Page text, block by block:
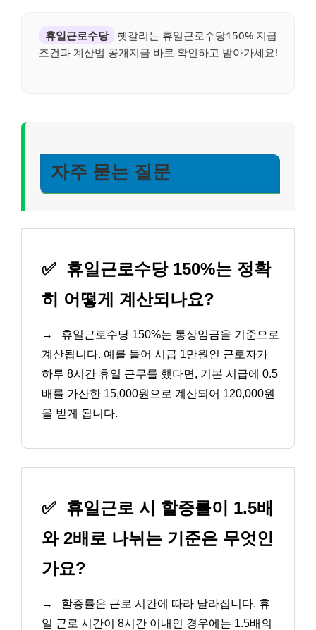
휴일근로수당
헷갈리는 휴일근로수당150% 지급
조건과 계산법 공개지금 바로 확인하고 받아가세요!
자주 묻는 질문
✅ 휴일근로수당 150%는 정확
히 어떻게 계산되나요?
→
휴일근로수당 150%는 통상임금을 기준으로
계산됩니다. 예를 들어 시급 1만원인 근로자가
하루 8시간 휴일 근무를 했다면, 기본 시급에 0.5
배를 가산한 15,000원으로 계산되어 120,000원
을 받게 됩니다.
✅ 휴일근로 시 할증률이 1.5배
와 2배로 나뉘는 기준은 무엇인
가요?
→
할증률은 근로 시간에 따라 달라집니다. 휴
일 근로 시간이 8시간 이내인 경우에는 1.5배의